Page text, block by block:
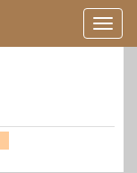
用
户